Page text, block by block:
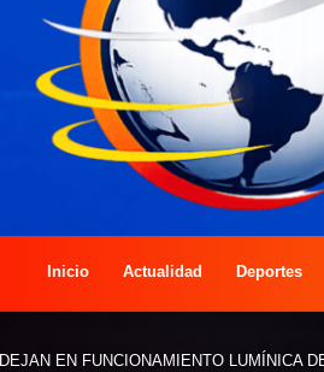
Inicio Actualidad Deportes
DEJAN EN FUNCIONAMIENTO LUMÍNICA